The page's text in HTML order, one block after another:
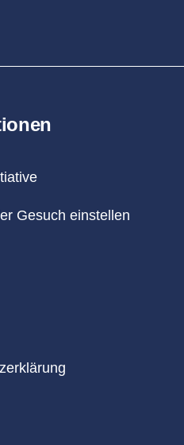
Gesuch einstellen